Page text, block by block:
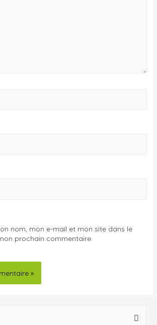
nom, mon e-mail et mon site dans le
prochain commentaire.